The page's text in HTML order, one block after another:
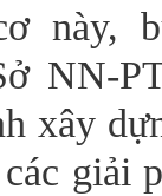
này,
NN-
xây
giải